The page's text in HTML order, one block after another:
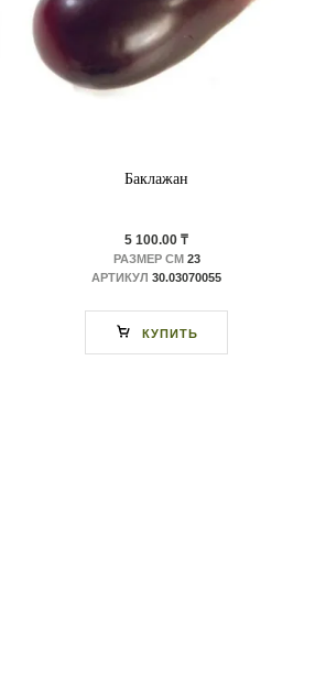
Баклажан
5 100.00 ₸
РАЗМЕР СМ23
АРТИКУЛ 30.03070055
КУПИТЬ